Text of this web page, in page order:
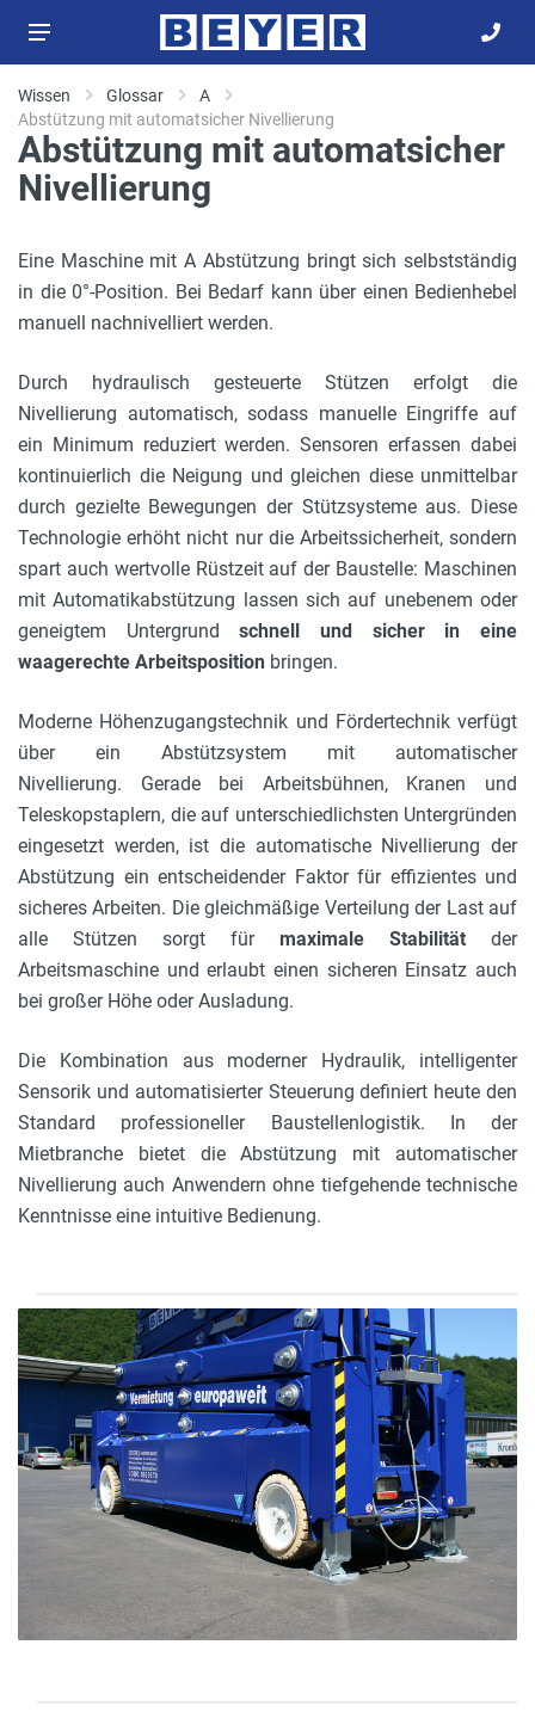
Wissen Glossar
A
Abstützung mit automatsicher Nivellierung
Abstützung mit automatsicher
Nivellierung
Eine Maschine mit A Abstützung bringt sich selbstständig
in die 0°-Position. Bei Bedarf kann über einen Bedienhebel
manuell nachnivelliert werden.
Durch hydraulisch gesteuerte Stützen erfolgt die
Nivellierung automatisch, sodass manuelle Eingriffe auf
ein Minimum reduziert werden. Sensoren erfassen dabei
kontinuierlich die Neigung und gleichen diese unmittelbar
durch gezielte Bewegungen der Stützsysteme aus. Diese
Technologie erhöht nicht nur die Arbeitssicherheit, sondern
spart auch wertvolle Rüstzeit auf der Baustelle: Maschinen
mit Automatikabstützung lassen sich auf unebenem oder
geneigtem Untergrundschnell und sicher in eine
waagerechte Arbeitsposition bringen.
Moderne Höhenzugangstechnik und Fördertechnik verfügt
über ein Abstützsystem mit automatischer
Nivellierung. Gerade bei Arbeitsbühnen, Kranen und
Teleskopstaplern, die auf unterschiedlichsten Untergründen
eingesetzt werden, ist die automatische Nivellierung der
Abstützung ein entscheidender Faktor für effizientes und
sicheres Arbeiten. Die gleichmäßige Verteilung der Last auf
alle Stützen sorgt für maximale Stabilität der
Arbeitsmaschine und erlaubt einen sicheren Einsatz auch
bei großer Höhe oder Ausladung.
Die Kombination aus moderner Hydraulik, intelligenter
Sensorik und automatisierter Steuerung definiert heute den
Standard professioneller Baustellenlogistik. In der
Mietbranche bietet die Abstützung mit automatischer
Nivellierung auch Anwendern ohne tiefgehende technische
Kenntnisse eine intuitive Bedienung.